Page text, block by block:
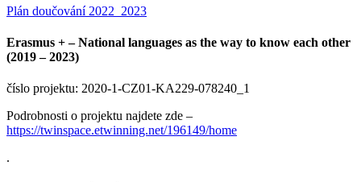
Plán doučování 2022_2023
Erasmus + – National languages as the way to know each other
(2019 – 2023)
číslo projektu: 2020-1-CZ01-KA229-078240_1
Podrobnosti o projektu najdete zde –
https://twinspace.etwinning.net/196149/home
.